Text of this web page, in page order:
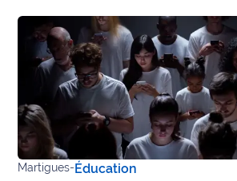
Martigues-Éducation